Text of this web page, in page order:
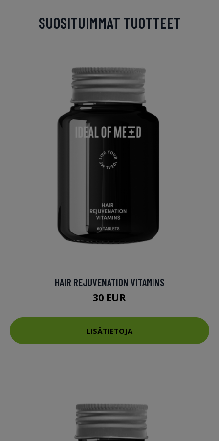
SUOSITUIMMAT TUOTTEET
HAIR REJUVENATION VITAMINS
30 EUR
LISÄTIETOJA